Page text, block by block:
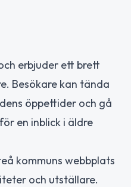
erbjuder ett brett
Besökare kan tända
öppettider och gå
en inblick i äldre
kommuns webbplats
och utställare.